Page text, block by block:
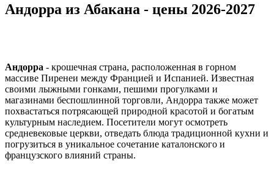
Андорра из Абакана - цены 2026-2027
Андорра - крошечная страна, расположенная в горном
массиве Пиренеи между Францией и Испанией. Известная
своими лыжными гонками, пешими прогулками и
магазинами беспошлинной торговли, Андорра также может
похвастаться потрясающей природной красотой и богатым
культурным наследием. Посетители могут осмотреть
средневековые церкви, отведать блюда традиционной кухни и
погрузиться в уникальное сочетание каталонского и
французского влияний страны.